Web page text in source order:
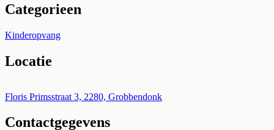
Categorieen
Kinderopvang
Locatie
+
−
Floris Primsstraat 3, 2280, Grobbendonk
Contactgegevens